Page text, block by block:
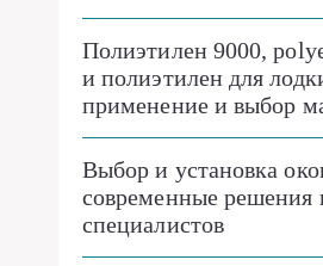
Полиэтилен 9000,
и полиэтилен для
применение и выбор
Выбор и установка
современные решения
специалистов